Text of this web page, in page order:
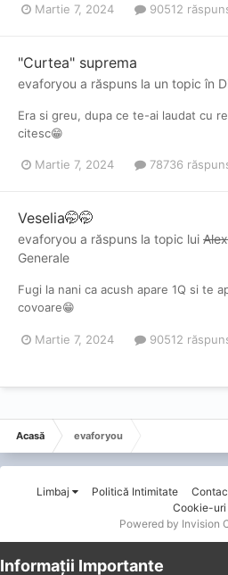
Martie 7, 2024 90512
"Curtea" suprema
evaforyou a răspuns la un topic în
Era si greu, dupa ce te-ai laudat cu
citesc😁
Martie 7, 2024 78736
Veselia🤭🤭
evaforyou a răspuns la topic lui
Generale
Fugi la nani ca acush apare 1Q si te
covoare😁
Martie 7, 2024 90512
Acasă evaforyou
Limbaj Politică Intimitate
Cookie-uri
Powered by Invision
Informații Importante